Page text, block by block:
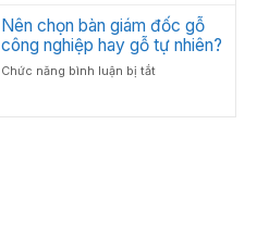
Tân
Cổ
Góc
Từ
Bố
Trí
Bàn
Giám
Nên chọn bàn giám đốc gỗ
công nghiệp hay gỗ tự nhiên?
Chức năng bình luận bị tắtở